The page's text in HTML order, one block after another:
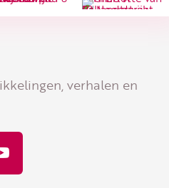
verhalen en
Y
o
t